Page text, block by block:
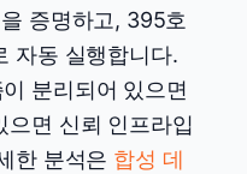
증명하고, 395호
자동 실행합니다.
분리되어 있으면
으면 신뢰 인프라입
한 분석은 합성 데